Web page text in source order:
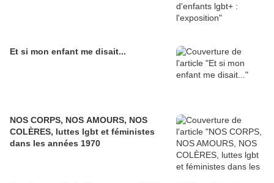
Et si mon enfant me disait...
NOS CORPS, NOS AMOURS, NOS
COLÈRES, luttes lgbt et féministes
dans les années 1970